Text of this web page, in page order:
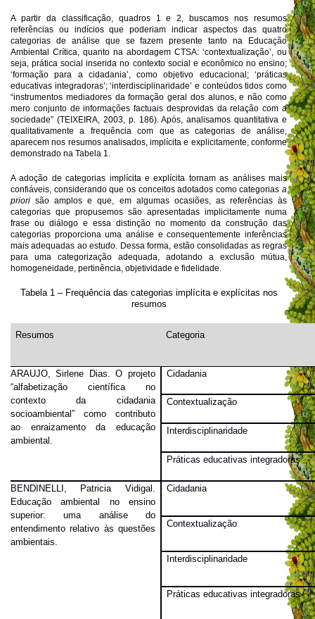
A partir da classificação, quadros 1 e 2, buscamos nos resumos
referências ou indícios que poderiam indicar aspectos das quatro
categorias de análise que se fazem presente tanto na Educação
Ambiental Crítica, quanto na abordagem CTSA: ‘contextualização’, ou
seja, prática social inserida no contexto social e econômico no ensino;
‘formação para a cidadania’, como objetivo educacional; ‘práticas
educativas integradoras’; ‘interdisciplinaridade’ e conteúdos tidos como
“instrumentos mediadores da formação geral dos alunos, e não como
mero conjunto de informações factuais desprovidas da relação com a
sociedade” (TEIXEIRA, 2003, p. 186). Após, analisamos quantitativa e
qualitativamente a frequência com que as categorias de análise,
aparecem nos resumos analisados, implícita e explicitamente, conforme
demonstrado na Tabela 1.
A adoção de categorias implícita e explícita tornam as análises mais
confiáveis, considerando que os conceitos adotados como categorias a
priori são amplos e que, em algumas ocasiões, as referências às
categorias que propusemos são apresentadas implicitamente numa
frase ou diálogo e essa distinção no momento da construção das
categorias proporciona uma análise e consequentemente inferências
mais adequadas ao estudo. Dessa forma, estão consolidadas as regras
para uma categorização adequada, adotando a exclusão mútua,
homogeneidade, pertinência, objetividade e fidelidade.
Tabela 1 – Frequência das categorias implícita e explícitas nos
resumos
Resumos Categoria
ARAUJO, Sirlene Dias.O projeto
“alfabetização científica no
contexto da cidadania
socioambiental” como contributo
ao enraizamento da educação
ambiental
Cidadania
Contextualização
Interdisciplinaridade
Práticas educativas integradoras
BENDINELLI, Patricia Vidigal.
Educação ambiental no ensino
superior: uma análise do
entendimento relativo às questões
ambientais
Cidadania
Contextualização
Interdisciplinaridade
Práticas educativas integradoras